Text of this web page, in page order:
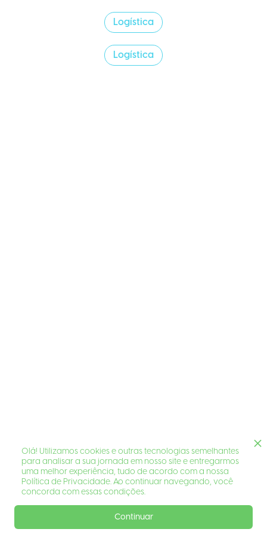
Logística
Logística
Olá! Utilizamos cookies e outras tecnologias semelhantes
para analisar a sua jornada em nosso site e entregarmos
uma melhor experiência, tudo de acordo com a nossa
Política de Privacidade. Ao continuar navegando, você
concorda com essas condições.
Continuar